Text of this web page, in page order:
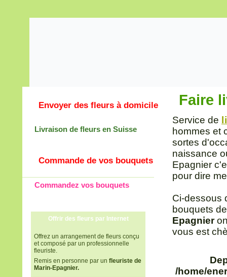
Envoyer des fleurs à domicile
Livraison de fleurs en Suisse
Commande de vos bouquets
Commandez vos bouquets
Offrir des fleurs par Internet
Offrez un arrangement de fleurs conçu
et composé par un professionnelle
fleuriste.
Remis en personne par un fleuriste de
Marin-Epagnier.
Faire
Service de
hommes et
sortes
naissance
Epagnier
pour dire
Ci-dessous
bouquets
Epagnier
vous est
/home/